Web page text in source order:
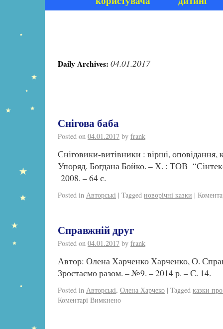
Daily Archives: 04.01.2017
Снігова баба
Posted on 04.01.2017 by frank
Сніговики-витівники : вірші, оповідання,
Упоряд. Богдана Бойко. – Х. : ТОВ
2008. – 64 с.
Posted in Авторські | Tagged новорічні казки |
Справжній друг
Posted on 04.01.2017 by frank
Автор: Олена Харченко Харченко, О.
Зростаємо разом. – №9. – 2014 р. – С. 14.
Posted in Авторські, Олена Харчеко | Tagged казки
Коментарі Вимкнено